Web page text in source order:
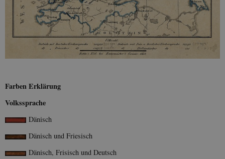
Farben Erklärung
Volkssprache
Dänisch
Dänisch und Friesisch
Dänisch, Frisisch und Deutsch